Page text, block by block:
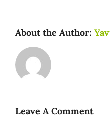
About the Author:
Leave A Comment